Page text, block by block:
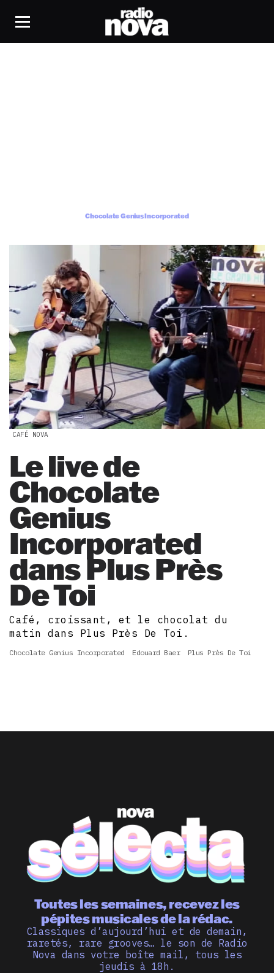
Chocolate Genius Incorporated
CAFÉ NOVA
Le live de
Chocolate
Genius
Incorporated
dans Plus Près
De Toi
Café, croissant, et le chocolat du
matin dans Plus Près De Toi.
Chocolate Genius Incorporated Edouard Baer Plus Près De Toi
Toutes les semaines, recevez les
pépites musicales de la rédac.
Classiques d’aujourd’hui et de demain,
raretés, rare grooves… le son de Radio
Nova dans votre boîte mail, tous les
jeudis à 18h.